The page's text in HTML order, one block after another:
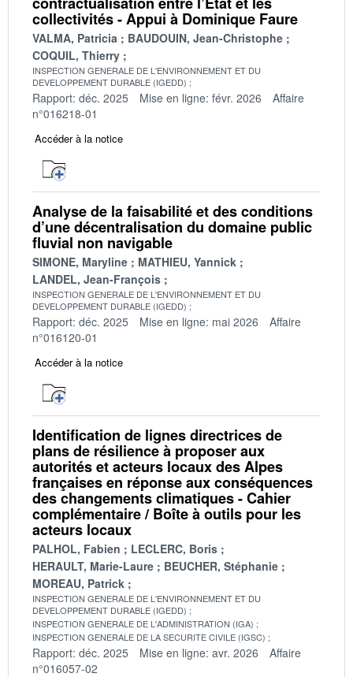
collectivités - Appui à Dominique Faure
VALMA, Patricia
BAUDOUIN, Jean-Christophe
COQUIL, Thierry
INSPECTION GENERALE DE L'ENVIRONNEMENT ET DU
DEVELOPPEMENT DURABLE (IGEDD)
Rapport: déc. 2025 Mise en ligne: févr. 2026
Affaire
n°016218-01
Accéder à la notice
Analyse de la faisabilité et des conditions
d’une décentralisation du domaine public
fluvial non navigable
SIMONE, Maryline
MATHIEU, Yannick
LANDEL, Jean-François
INSPECTION GENERALE DE L'ENVIRONNEMENT ET DU
DEVELOPPEMENT DURABLE (IGEDD)
Rapport: déc. 2025 Mise en ligne: mai 2026
Affaire
n°016120-01
Accéder à la notice
Identification de lignes directrices de
plans de résilience à proposer aux
autorités et acteurs locaux des Alpes
françaises en réponse aux conséquences
des changements climatiques - Cahier
complémentaire / Boîte à outils pour les
acteurs locaux
PALHOL, Fabien
LECLERC, Boris
HERAULT, Marie-Laure
BEUCHER, Stéphanie
MOREAU, Patrick
INSPECTION GENERALE DE L'ENVIRONNEMENT ET DU
DEVELOPPEMENT DURABLE (IGEDD)
INSPECTION GENERALE DE L'ADMINISTRATION (IGA)
INSPECTION GENERALE DE LA SECURITE CIVILE (IGSC)
Rapport: déc. 2025 Mise en ligne: avr. 2026
Affaire
n°016057-02